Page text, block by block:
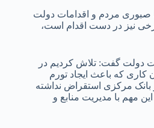
صبوری مردم و اقدامات دولت
نیز در دست اقدام است،
دولت گفت: تلاش کردیم در
که باعث ایجاد تورم
بانک مرکزی استقراض نداشته
این مهم با مدیریت منابع و